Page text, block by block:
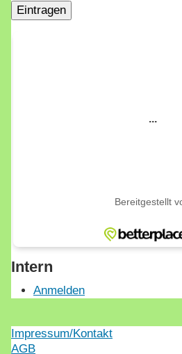
Intern
Anmelden
Impressum/Kontakt
AGB